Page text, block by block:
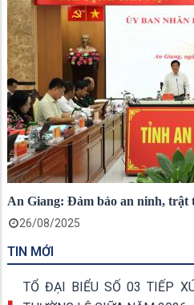
An Giang: Đảm bảo an ninh, trật
26/08/2025
TIN MỚI
TỔ ĐẠI BIỂU SỐ 03 TIẾP